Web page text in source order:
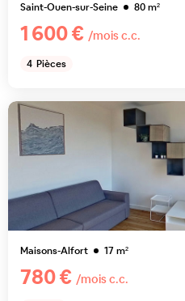
Saint-Ouen-sur-Seine 80m²
1 600 € /mois c.c.
4 Pièces
Maisons-Alfort 17m²
780 € /mois c.c.